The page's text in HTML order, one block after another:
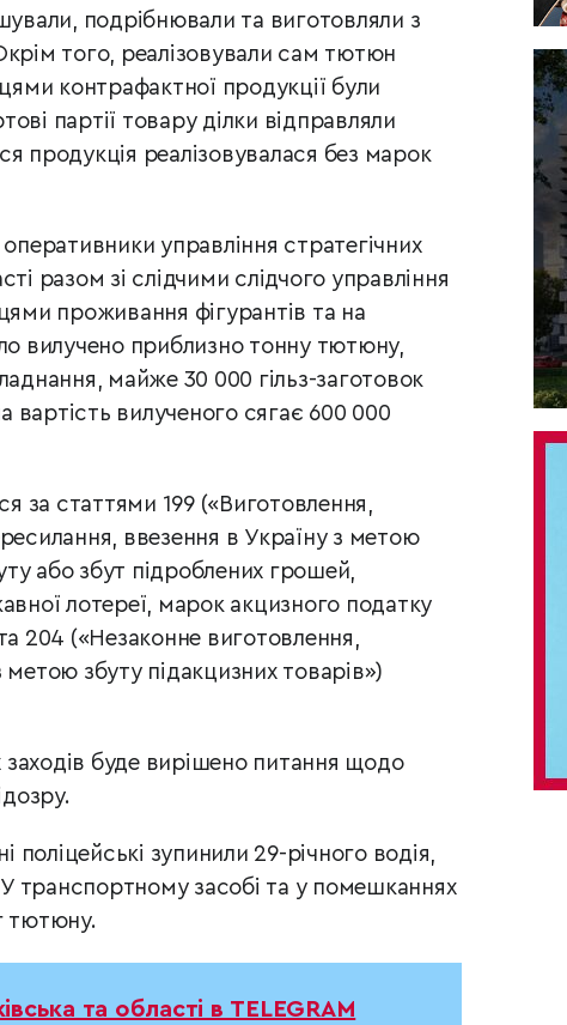
подрібнювали та виготовляли з
того, реалізовували сам тютюн
контрафактної продукції були
партії товару ділки відправляли
продукція реалізовувалася без марок
управління стратегічних
разом зі слідчими слідчого управління
проживання фігурантів та на
вилучено приблизно тонну тютюну,
майже 30 000 гільз-заготовок
вилученого сягає 600 000
за статтями 199 («Виготовлення,
ввезення в Україну з метою
або збут підроблених грошей,
лотереї, марок акцизного податку
204 («Незаконне виготовлення,
збуту підакцизних товарів»)
буде вирішено питання щодо
зупинили 29-річного водія,
транспортному засобі та у помешканнях
тютюну.
та області в TELEGRAM